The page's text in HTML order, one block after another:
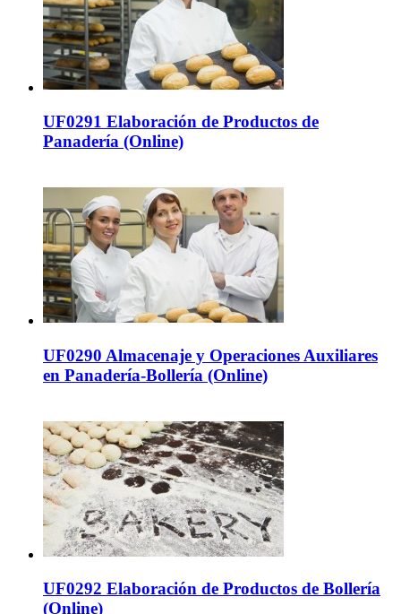
UF0291 Elaboración de Productos de
Panadería (Online)
UF0290 Almacenaje y Operaciones Auxiliares
en Panadería-Bollería (Online)
UF0292 Elaboración de Productos de Bollería
(Online)